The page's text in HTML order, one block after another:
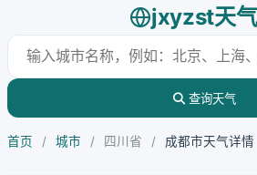
jxyzst天
查询天气
首页 / 城市 / 四川省 / 成都市天气详情